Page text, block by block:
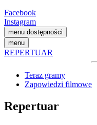
Facebook
Instagram
menu dostępności
menu
REPERTUAR
Teraz gramy
Zapowiedzi filmowe
Repertuar